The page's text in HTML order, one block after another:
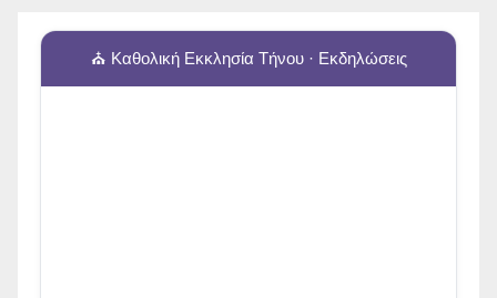
⛪ Καθολική Εκκλησία Τήνου · Εκδηλώσεις